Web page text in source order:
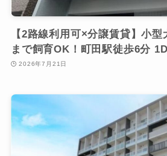
【2路線利用可×分譲賃貸】小
まで飼育OK！町田駅徒歩6分
2026年7月21日